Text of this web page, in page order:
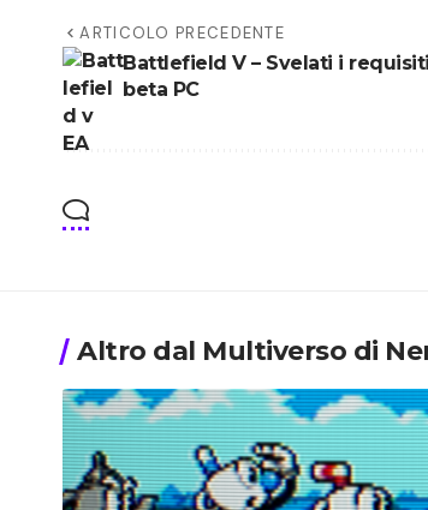
ARTICOLO PRECEDENTE
Battlefield V – Svelati i
beta PC
Altro dal Multiverso di